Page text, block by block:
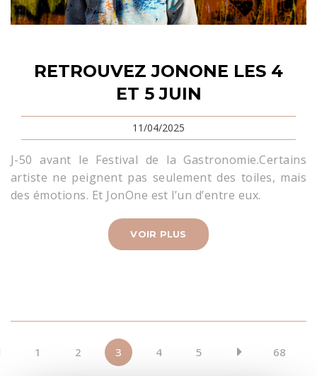
RETROUVEZ JONONE LES 4
ET 5 JUIN
11/04/2025
J-50 avant le Festival de la Gastronomie.Certains
artiste ne peignent pas seulement des toiles, mais
des émotions. Et JonOne est l’un d’entre eux.
VOIR PLUS
1 2 3 4 5 68